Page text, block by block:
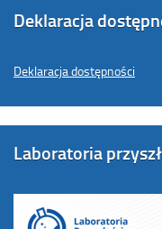
Deklaracja
Deklaracja dostępności
Laboratoria